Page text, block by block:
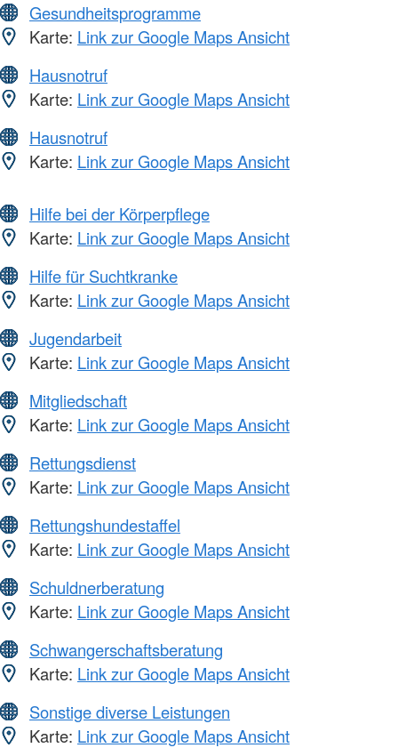
Gesundheitsprogramme
Karte: Link zur Google Maps Ansicht
Hausnotruf
Karte: Link zur Google Maps Ansicht
Hausnotruf
Karte: Link zur Google Maps Ansicht
Hilfe bei der Körperpflege
Karte: Link zur Google Maps Ansicht
Hilfe für Suchtkranke
Karte: Link zur Google Maps Ansicht
Jugendarbeit
Karte: Link zur Google Maps Ansicht
Mitgliedschaft
Karte: Link zur Google Maps Ansicht
Rettungsdienst
Karte: Link zur Google Maps Ansicht
Rettungshundestaffel
Karte: Link zur Google Maps Ansicht
Schuldnerberatung
Karte: Link zur Google Maps Ansicht
Schwangerschaftsberatung
Karte: Link zur Google Maps Ansicht
Sonstige diverse Leistungen
Karte: Link zur Google Maps Ansicht